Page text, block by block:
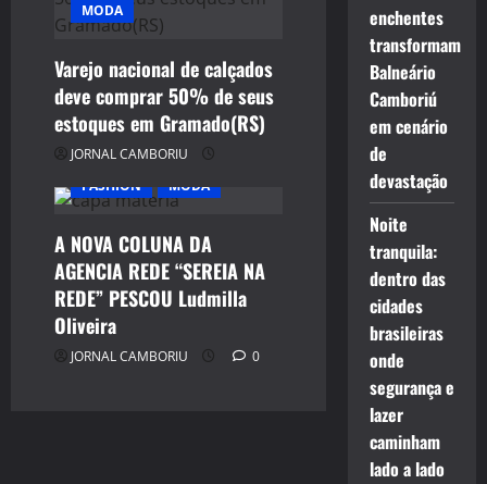
MODA
Varejo nacional de calçados
deve comprar 50% de seus
estoques em Gramado(RS)
JORNAL CAMBORIU
FASHION
MODA
A NOVA COLUNA DA
AGENCIA REDE “SEREIA NA
REDE” PESCOU Ludmilla
Oliveira
JORNAL CAMBORIU 0
enchentes
transformam
Balneário
Camboriú
em cenário
de
devastação
Noite
tranquila:
dentro das
cidades
brasileiras
onde
segurança e
lazer
caminham
lado a lado